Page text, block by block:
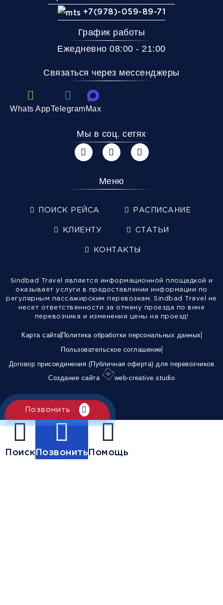
+7(978)-059-89-71
График работы
Ежедневно 08:00 - 21:00
Связаться через мессенджеры
Whats AppTelegramMax
Мы в соц. сетях
Меню
ПОИСК РЕЙСА РАСПИСАНИЕ
КЛИЕНТУ СТАТЬИ
КОНТАКТЫ
Sindbad Travel является информационной площадкой и
оказывает услуги в предоставлении информации по
регулярным пассажирским перевозкам. Sindbad Travel не
несет ответственности за отмену проезда по вине
перевозчика и изменения цены на проезд!
Карта сайта Политика обработки персональных данных
Пользовательское соглашение
Договор присоединения (Публичная оферта) для перевозчиков
Создание сайта
web-creative.studio
Позвонить
ПоискПозвонитьПомощь